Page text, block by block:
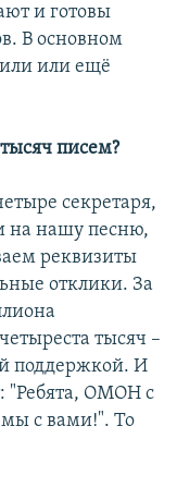
и готовы
В основном
или ещё
писем?
секретаря,
на нашу песню,
реквизиты
отклики. За
тысяч –
поддержкой. И
"Ребята, ОМОН с
мы с вами!". То